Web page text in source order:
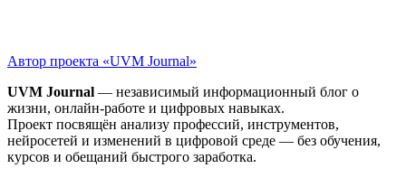
Автор проекта «UVM Journal»
UVM Journal — независимый информационный блог о
жизни, онлайн-работе и цифровых навыках.
Проект посвящён анализу профессий, инструментов,
нейросетей и изменений в цифровой среде — без обучения,
курсов и обещаний быстрого заработка.